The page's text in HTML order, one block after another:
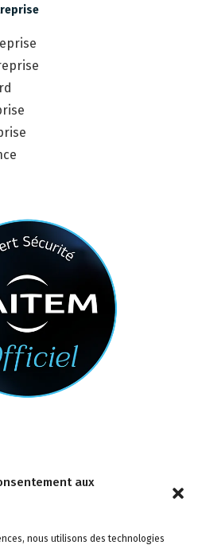
aux
nous utilisons des technologies